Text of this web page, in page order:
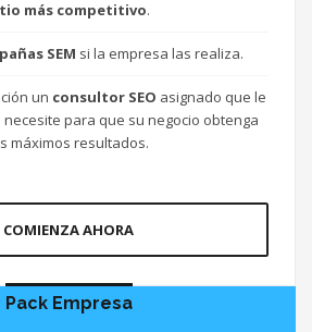
más competitivo.
SEM si la empresa las realiza.
un consultor SEO asignado que le
para que su negocio obtenga
máximos resultados.
COMIENZA AHORA
Pack Empresa